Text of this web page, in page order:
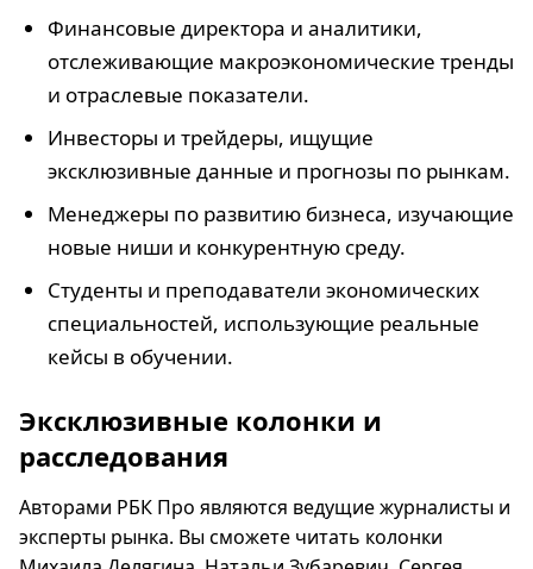
Финансовые директора и аналитики,
отслеживающие макроэкономические тренды
и отраслевые показатели.
Инвесторы и трейдеры, ищущие
эксклюзивные данные и прогнозы по рынкам.
Менеджеры по развитию бизнеса, изучающие
новые ниши и конкурентную среду.
Студенты и преподаватели экономических
специальностей, использующие реальные
кейсы в обучении.
Эксклюзивные колонки и
расследования
Авторами РБК Про являются ведущие журналисты и
эксперты рынка. Вы сможете читать колонки